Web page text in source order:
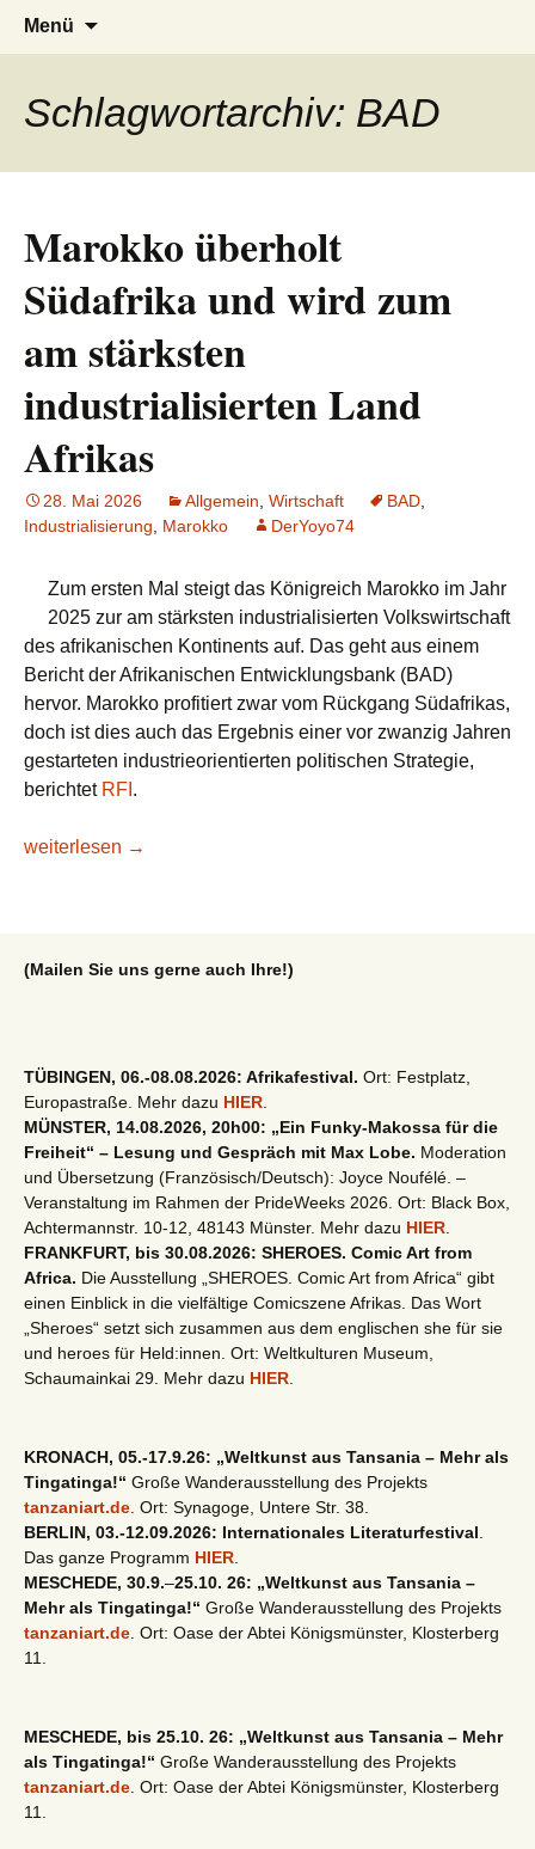
AFRICA live
Seit 1998: Aktuelles aus und mit Bezug
zu Afrika
Menü
Schlagwortarchiv: BAD
Marokko überholt
Südafrika und wird zum
am stärksten
industrialisierten Land
Afrikas
28. Mai 2026 Allgemein Wirtschaft BAD
Industrialisierung
Marokko DerYoyo74
Zum ersten Mal steigt das Königreich Marokko im Jahr
2025 zur am stärksten industrialisierten Volkswirtschaft
des afrikanischen Kontinents auf. Das geht aus einem
Bericht der Afrikanischen Entwicklungsbank (BAD)
hervor. Marokko profitiert zwar vom Rückgang Südafrikas,
doch ist dies auch das Ergebnis einer vor zwanzig Jahren
gestarteten industrieorientierten politischen Strategie,
berichtet RFI .
Marokko überholt Südafrika und wird zum am stärksten
weiterlesen →
(Mailen Sie uns gerne auch Ihre!)
TÜBINGEN, 06.-08.08.2026: Afrikafestival. Ort: Festplatz,
Europastraße. Mehr dazu HIER
MÜNSTER, 14.08.2026, 20h00: „Ein Funky-Makossa für die
Freiheit“ – Lesung und Gespräch mit Max Lobe. Moderation
und Übersetzung (Französisch/Deutsch): Joyce Noufélé. –
Veranstaltung im Rahmen der PrideWeeks 2026. Ort: Black Box,
Achtermannstr. 10-12, 48143 Münster. Mehr dazu HIER
FRANKFURT, bis 30.08.2026: SHEROES. Comic Art from
Africa. Die Ausstellung „SHEROES. Comic Art from Africa“ gibt
einen Einblick in die vielfältige Comicszene Afrikas. Das Wort
„Sheroes“ setzt sich zusammen aus dem englischen she für sie
und heroes für Held:innen. Ort: Weltkulturen Museum,
Schaumainkai 29. Mehr dazu HIER
KRONACH, 05.-17.9.26: „Weltkunst aus Tansania – Mehr als
Tingatinga!“ Große Wanderausstellung des Projekts
tanzaniart.de . Ort: Synagoge, Untere Str. 38.
BERLIN, 03.-12.09.2026: Internationales Literaturfestival
Das ganze Programm HIER
MESCHEDE, 30.9.–25.10. 26: „Weltkunst aus Tansania –
Mehr als Tingatinga!“ Große Wanderausstellung des Projekts
tanzaniart.de . Ort: Oase der Abtei Königsmünster, Klosterberg
11.
MESCHEDE, bis 25.10. 26: „Weltkunst aus Tansania – Mehr
als Tingatinga!“ Große Wanderausstellung des Projekts
tanzaniart.de . Ort: Oase der Abtei Königsmünster, Klosterberg
11.